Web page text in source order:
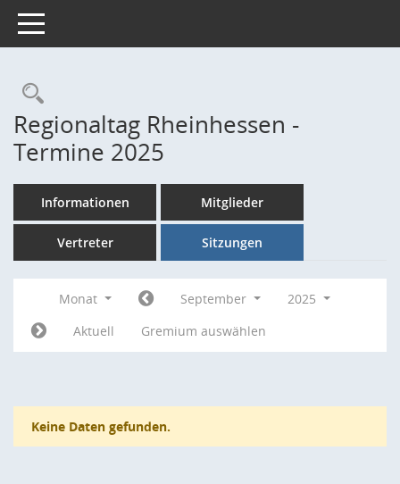
Toggle navigation
Rechercheauswahl
Regionaltag Rheinhessen -
Termine 2025
Informationen Mitglieder
Vertreter Sitzungen
Monat September
2025
Aktuell
Gremium auswählen
Keine Daten gefunden.